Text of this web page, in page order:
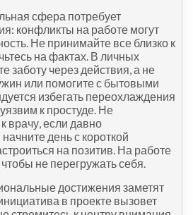
сфера потребует
конфликты на работе могут
Не принимайте все близко к
на фактах. В личных
заботу через действия, а не
или помогите с бытовыми
избегать переохлаждения
к простуде. Не
врачу, если давно
день с короткой
на позитив. На работе
не перегружать себя.
достижения заметят
в проекте вызовет